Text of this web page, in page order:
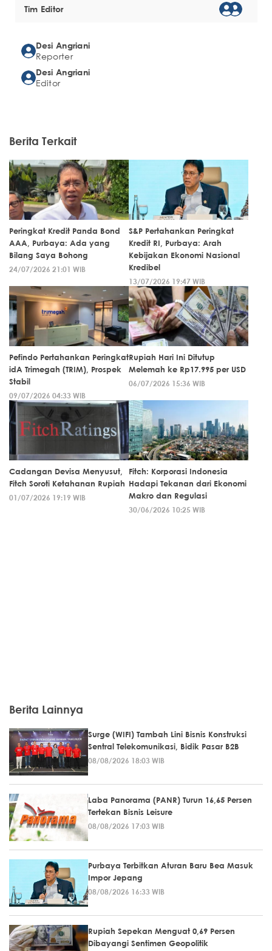
Tim Editor
Desi Angriani
Reporter
Desi Angriani
Editor
Berita Terkait
Peringkat Kredit Panda Bond
AAA, Purbaya: Ada yang
Bilang Saya Bohong
24/07/2026 21:01 WIB
S&P Pertahankan Peringkat
Kredit RI, Purbaya: Arah
Kebijakan Ekonomi Nasional
Kredibel
13/07/2026 19:47 WIB
Pefindo Pertahankan Peringkat
idA Trimegah (TRIM), Prospek
Stabil
09/07/2026 04:33 WIB
Rupiah Hari Ini Ditutup
Melemah ke Rp17.995 per USD
06/07/2026 15:36 WIB
Cadangan Devisa Menyusut,
Fitch Soroti Ketahanan Rupiah
01/07/2026 19:19 WIB
Fitch: Korporasi Indonesia
Hadapi Tekanan dari Ekonomi
Makro dan Regulasi
30/06/2026 10:25 WIB
Berita Lainnya
Surge (WIFI) Tambah Lini Bisnis Konstruksi
Sentral Telekomunikasi, Bidik Pasar B2B
08/08/2026 18:03 WIB
Laba Panorama (PANR) Turun 16,65 Persen
Tertekan Bisnis Leisure
08/08/2026 17:03 WIB
Purbaya Terbitkan Aturan Baru Bea Masuk
Impor Jepang
08/08/2026 16:33 WIB
Rupiah Sepekan Menguat 0,69 Persen
Dibayangi Sentimen Geopolitik